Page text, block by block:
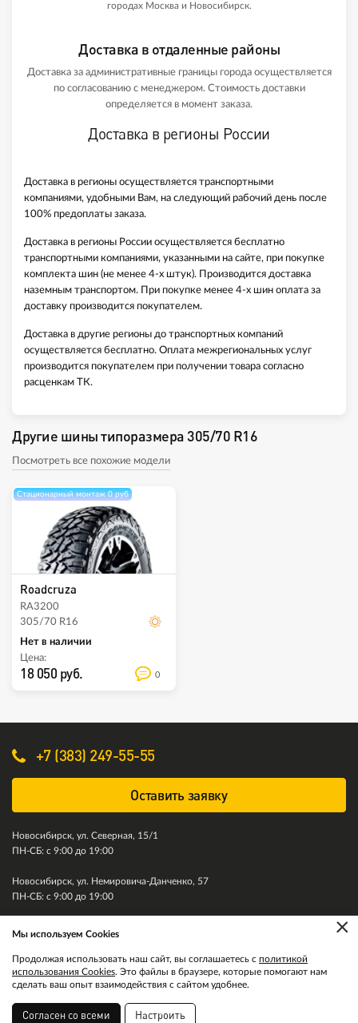
городах Москва и Новосибирск.
Доставка в отдаленные районы
Доставка за административные границы города осуществляется
по согласованию с менеджером. Стоимость доставки
определяется в момент заказа.
Доставка в регионы России
Доставка в регионы осуществляется транспортными
компаниями, удобными Вам, на следующий рабочий день после
100% предоплаты заказа.
Доставка в регионы России осуществляется бесплатно
транспортными компаниями, указанными на сайте, при покупке
комплекта шин (не менее 4-х штук). Производится доставка
наземным транспортом. При покупке менее 4-х шин оплата за
доставку производится покупателем.
Доставка в другие регионы до транспортных компаний
осуществляется бесплатно. Оплата межрегиональных услуг
производится покупателем при получении товара согласно
расценкам ТК.
Другие шины типоразмера 305/70 R16
Посмотреть все похожие модели
Стационарный монтаж 0 руб
Roadcruza
RA3200
305/70 R16
Нет в наличии
Цена:
18 050 руб. 0
+7 (383) 249-55-55
Оставить заявку
Новосибирск, ул. Северная, 15/1
ПН-СБ: с 9:00 до 19:00
Новосибирск, ул. Немировича-Данченко, 57
ПН-СБ: с 9:00 до 19:00
×
Мы используем Cookies
Продолжая использовать наш сайт, вы соглашаетесь с политикой
использования Cookies. Это файлы в браузере, которые помогают нам
сделать ваш опыт взаимодействия с сайтом удобнее.
Согласен со всеми Настроить